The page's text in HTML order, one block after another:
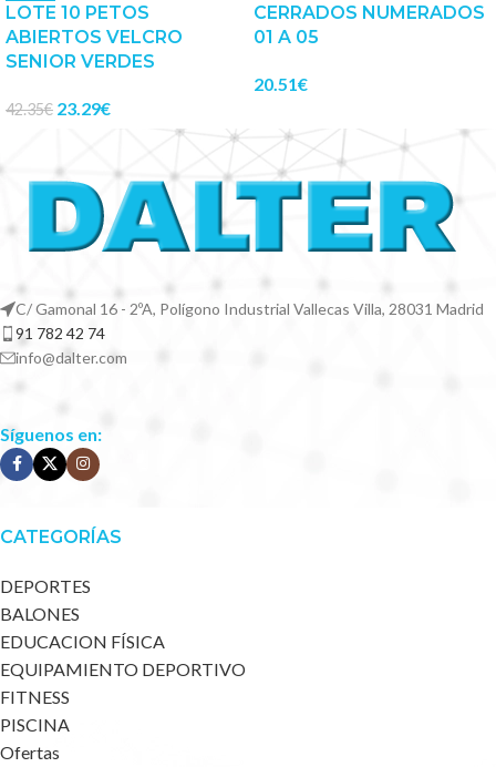
LOTE 10 PETOS
ABIERTOS VELCRO
SENIOR VERDES
42.35€ 23.29€
CERRADOS NUMERADOS
01 A 05
20.51€
C/ Gamonal 16 - 2ºA, Polígono Industrial Vallecas Villa, 28031 Madrid
91 782 42 74
info@dalter.com
Síguenos en:
CATEGORÍAS
DEPORTES
BALONES
EDUCACION FÍSICA
EQUIPAMIENTO DEPORTIVO
FITNESS
PISCINA
Ofertas